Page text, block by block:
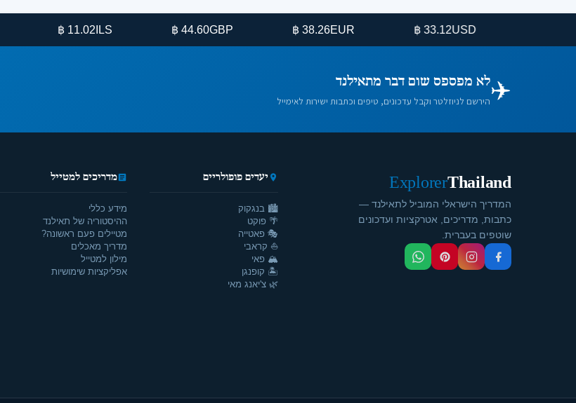
USD
33.12 ฿
EUR
38.26 ฿
GBP
44.60 ฿
ILS
11.02 ฿
✈️לא מפספס שום דבר מתאילנד
הירשם לניוזלטר וקבל עדכונים, טיפים וכתבות ישירות לאימייל
Thailand
Explorer
המדריך הישראלי המוביל לתאילנד —
כתבות, מדריכים, אטרקציות ועדכונים
שוטפים בעברית.
יעדים פופולריים
🏙️ בנגקוק
🌴 פוקט
🎭 פאטייה
⛵ קראבי
🏔️ פאי
🏝️ קופנגן
🌿 צ'יאנג מאי
מדריכים למטייל
מידע כללי
ההיסטוריה של תאילנד
מטיילים פעם ראשונה?
מדריך מאכלים
מילון למטייל
אפליקציות שימושיות